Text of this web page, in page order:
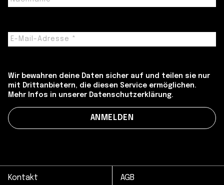
Wir bewahren deine Daten sicher auf und teilen sie nur
mit Drittanbietern, die diesen Service ermöglichen.
Mehr Infos in unserer Datenschutzerklärung.
Kontakt AGB